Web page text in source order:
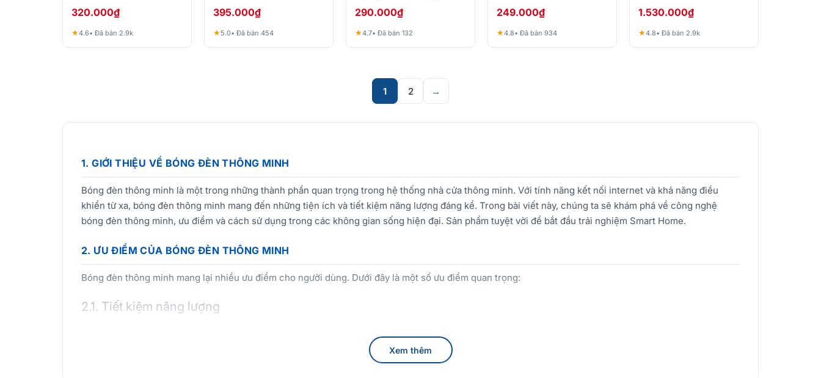
320.000₫
★4.6• Đã bán 2.9k
395.000₫
★5.0• Đã bán 454
290.000₫
★4.7• Đã bán 132
249.000₫
★4.8• Đã bán 934
1.530.000₫
★4.8• Đã bán 2.9k
1 2 →
1. GIỚI THIỆU VỀ BÓNG ĐÈN THÔNG MINH
Bóng đèn thông minh là một trong những thành phần quan trọng trong hệ thống nhà cửa thông minh. Với tính năng kết nối internet và khả năng điều
khiển từ xa, bóng đèn thông minh mang đến những tiện ích và tiết kiệm năng lượng đáng kể. Trong bài viết này, chúng ta sẽ khám phá về công nghệ
bóng đèn thông minh, ưu điểm và cách sử dụng trong các không gian sống hiện đại. Sản phẩm tuyệt vời để bắt đầu trải nghiệm Smart Home.
2. ƯU ĐIỂM CỦA BÓNG ĐÈN THÔNG MINH
Bóng đèn thông minh mang lại nhiều ưu điểm cho người dùng. Dưới đây là một số ưu điểm quan trọng:
2.1. Tiết kiệm năng lượng
Bóng đèn thông minh sử dụng công nghệ LED tiên tiến, tiêu thụ ít năng lượng hơn so với đèn truyền thống, giúp giảm hóa đơn tiền điện.
Xem thêm